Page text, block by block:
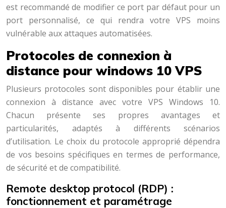
est recommandé de modifier ce port par défaut pour un
port personnalisé, ce qui rendra votre VPS moins
vulnérable aux attaques automatisées.
Protocoles de connexion à
distance pour windows 10 VPS
Plusieurs protocoles sont disponibles pour établir une
connexion à distance avec votre VPS Windows 10.
Chacun présente ses propres avantages et
particularités, adaptés à différents scénarios
d’utilisation. Le choix du protocole approprié dépendra
de vos besoins spécifiques en termes de performance,
de sécurité et de compatibilité.
Remote desktop protocol (RDP) :
fonctionnement et paramétrage